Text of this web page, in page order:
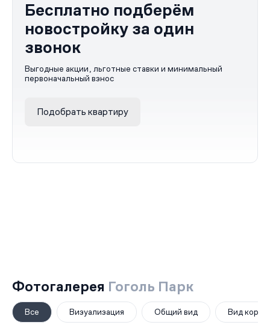
Бесплатно подберём
новостройку за один
звонок
Выгодные акции, льготные ставки и минимальный
первоначальный взнос
Подобрать квартиру
Фотогалерея Гоголь Парк
Все Визуализация Общий вид Вид